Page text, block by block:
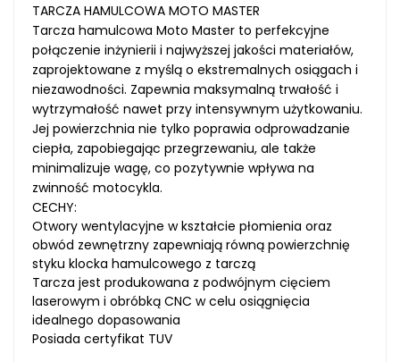
TARCZA HAMULCOWA MOTO MASTER
Tarcza hamulcowa Moto Master to perfekcyjne
połączenie inżynierii i najwyższej jakości materiałów,
zaprojektowane z myślą o ekstremalnych osiągach i
niezawodności. Zapewnia maksymalną trwałość i
wytrzymałość nawet przy intensywnym użytkowaniu.
Jej powierzchnia nie tylko poprawia odprowadzanie
ciepła, zapobiegając przegrzewaniu, ale także
minimalizuje wagę, co pozytywnie wpływa na
zwinność motocykla.
CECHY:
Otwory wentylacyjne w kształcie płomienia oraz
obwód zewnętrzny zapewniają równą powierzchnię
styku klocka hamulcowego z tarczą
Tarcza jest produkowana z podwójnym cięciem
laserowym i obróbką CNC w celu osiągnięcia
idealnego dopasowania
Posiada certyfikat TUV